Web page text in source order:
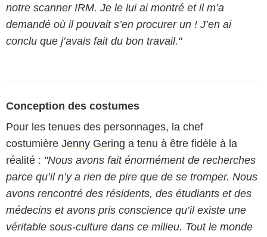
notre scanner IRM. Je le lui ai montré et il m’a
demandé où il pouvait s’en procurer un ! J’en ai
conclu que j’avais fait du bon travail."
Conception des costumes
Pour les tenues des personnages, la chef
costumière Jenny Gering a tenu à être fidèle à la
réalité : "Nous avons fait énormément de recherches
parce qu’il n’y a rien de pire que de se tromper. Nous
avons rencontré des résidents, des étudiants et des
médecins et avons pris conscience qu’il existe une
véritable sous-culture dans ce milieu. Tout le monde